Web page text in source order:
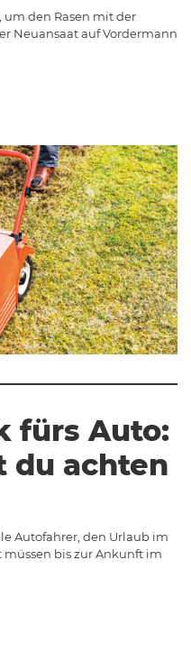
den Rasen mit der
Neuansaat auf Vordermann
fürs Auto:
du achten
Autofahrer, den Urlaub im
bis zur Ankunft im